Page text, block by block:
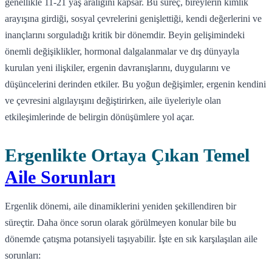
arayışına girdiği, sosyal çevrelerini genişlettiği, kendi değerlerini ve
inançlarını sorguladığı kritik bir dönemdir. Beyin gelişimindeki
önemli değişiklikler, hormonal dalgalanmalar ve dış dünyayla
kurulan yeni ilişkiler, ergenin davranışlarını, duygularını ve
düşüncelerini derinden etkiler. Bu yoğun değişimler, ergenin kendini
ve çevresini algılayışını değiştirirken, aile üyeleriyle olan
etkileşimlerinde de belirgin dönüşümlere yol açar.
Ergenlikte Ortaya Çıkan Temel
Aile Sorunları
Ergenlik dönemi, aile dinamiklerini yeniden şekillendiren bir
süreçtir. Daha önce sorun olarak görülmeyen konular bile bu
dönemde çatışma potansiyeli taşıyabilir. İşte en sık karşılaşılan aile
sorunları: